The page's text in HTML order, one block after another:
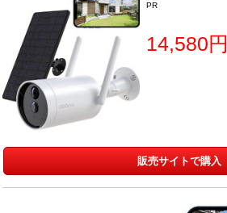
PR
14,580円
販売サイトで購入